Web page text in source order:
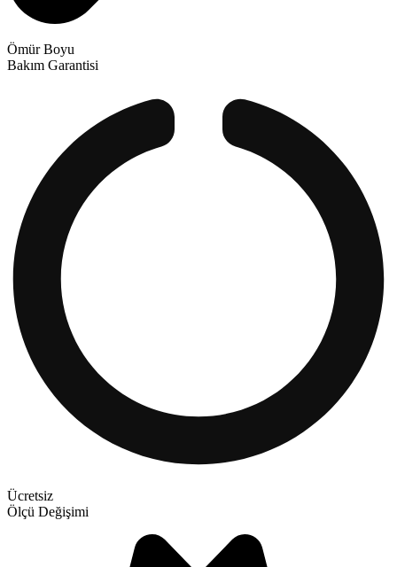
Ömür Boyu
Bakım Garantisi
Ücretsiz
Ölçü Değişimi